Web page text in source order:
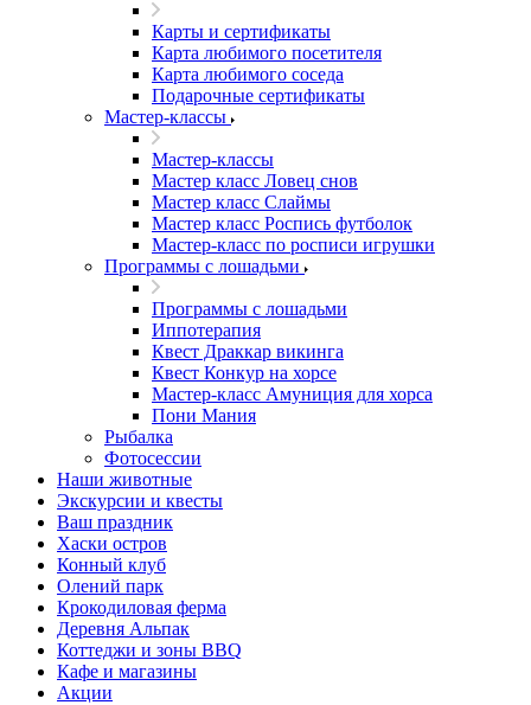
Карты и сертификаты
Карта любимого посетителя
Карта любимого соседа
Подарочные сертификаты
Мастер-классы
Мастер-классы
Мастер класс Ловец снов
Мастер класс Слаймы
Мастер класс Роспись футболок
Мастер-класс по росписи игрушки
Программы с лошадьми
Программы с лошадьми
Иппотерапия
Квест Драккар викинга
Квест Конкур на хорсе
Мастер-класс Амуниция для хорса
Пони Мания
Рыбалка
Фотосессии
Наши животные
Экскурсии и квесты
Ваш праздник
Хаски остров
Конный клуб
Олений парк
Крокодиловая ферма
Деревня Альпак
Коттеджи и зоны BBQ
Кафе и магазины
Акции